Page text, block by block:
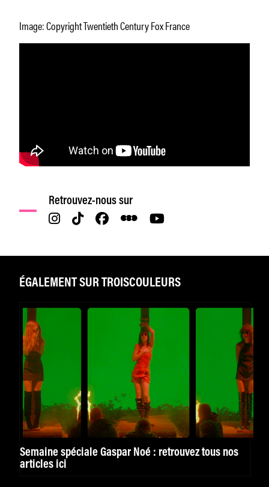
Image: Copyright Twentieth Century Fox France
Retrouvez-nous sur
ÉGALEMENT SUR TROISCOULEURS
Semaine spéciale Gaspar Noé : retrouvez tous nos
articles ici